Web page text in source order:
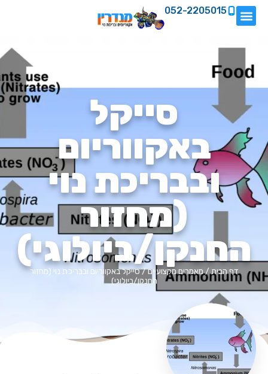
052-2205015
סייקל
באקווריום
ובבריכת נוי
(מחזור
החנקן/ביולוגי)
דף הבית / מאמרים מקצועיים/סייקל באקווריום ובבריכת נוי (מחזור
החנקן/ביולוגי)